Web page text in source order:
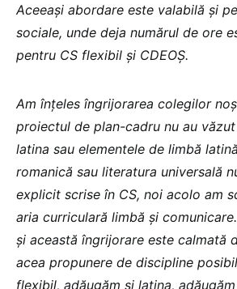
Aceeași abordare este valabilă și
sociale, unde deja numărul de ore
pentru CS flexibil și CDEOȘ.
Am înțeles îngrijorarea colegilor
proiectul de plan-cadru nu au
latina sau elementele de limbă
romanică sau literatura universală
explicit scrise în CS, noi acolo am
aria curriculară limbă și
și această îngrijorare este calmată
acea propunere de discipline
flexibil, adăugăm și latina,